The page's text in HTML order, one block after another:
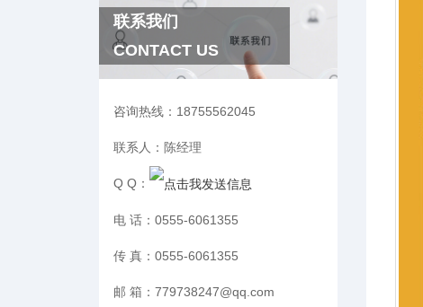
联系我们
CONTACT US
咨询热线： 18755562045
联系人： 陈经理
Q Q：
电 话： 0555-6061355
传 真： 0555-6061355
邮 箱： 779738247@qq.com